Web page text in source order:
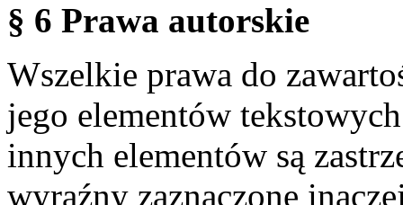
§ 6 Prawa autorskie
Wszelkie prawa do
jego elementów
innych elementów są
wyraźny zaznaczone